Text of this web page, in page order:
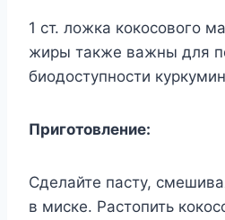
1 ст. ложка кокосового
жиры также важны для
биодоступности
Приготовление:
Сделайте пасту,
в миске. Растопить